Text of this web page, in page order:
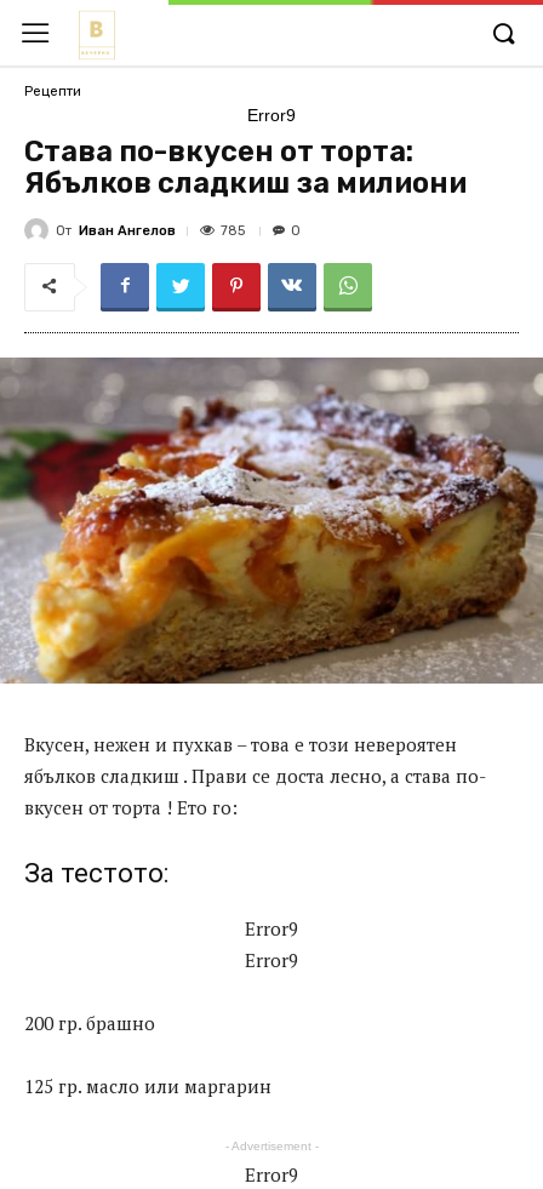
Рецепти
Error9
Става по-вкусен от торта:
Ябълков сладкиш за милиони
От Иван Ангелов 785 0
Вкусен, нежен и пухкав – това е този невероятен
ябълков сладкиш . Прави се доста лесно, а става по-
вкусен от торта ! Ето го:
За тестото:
Error9
Error9
200 гр. брашно
125 гр. масло или маргарин
- Advertisement -
Error9